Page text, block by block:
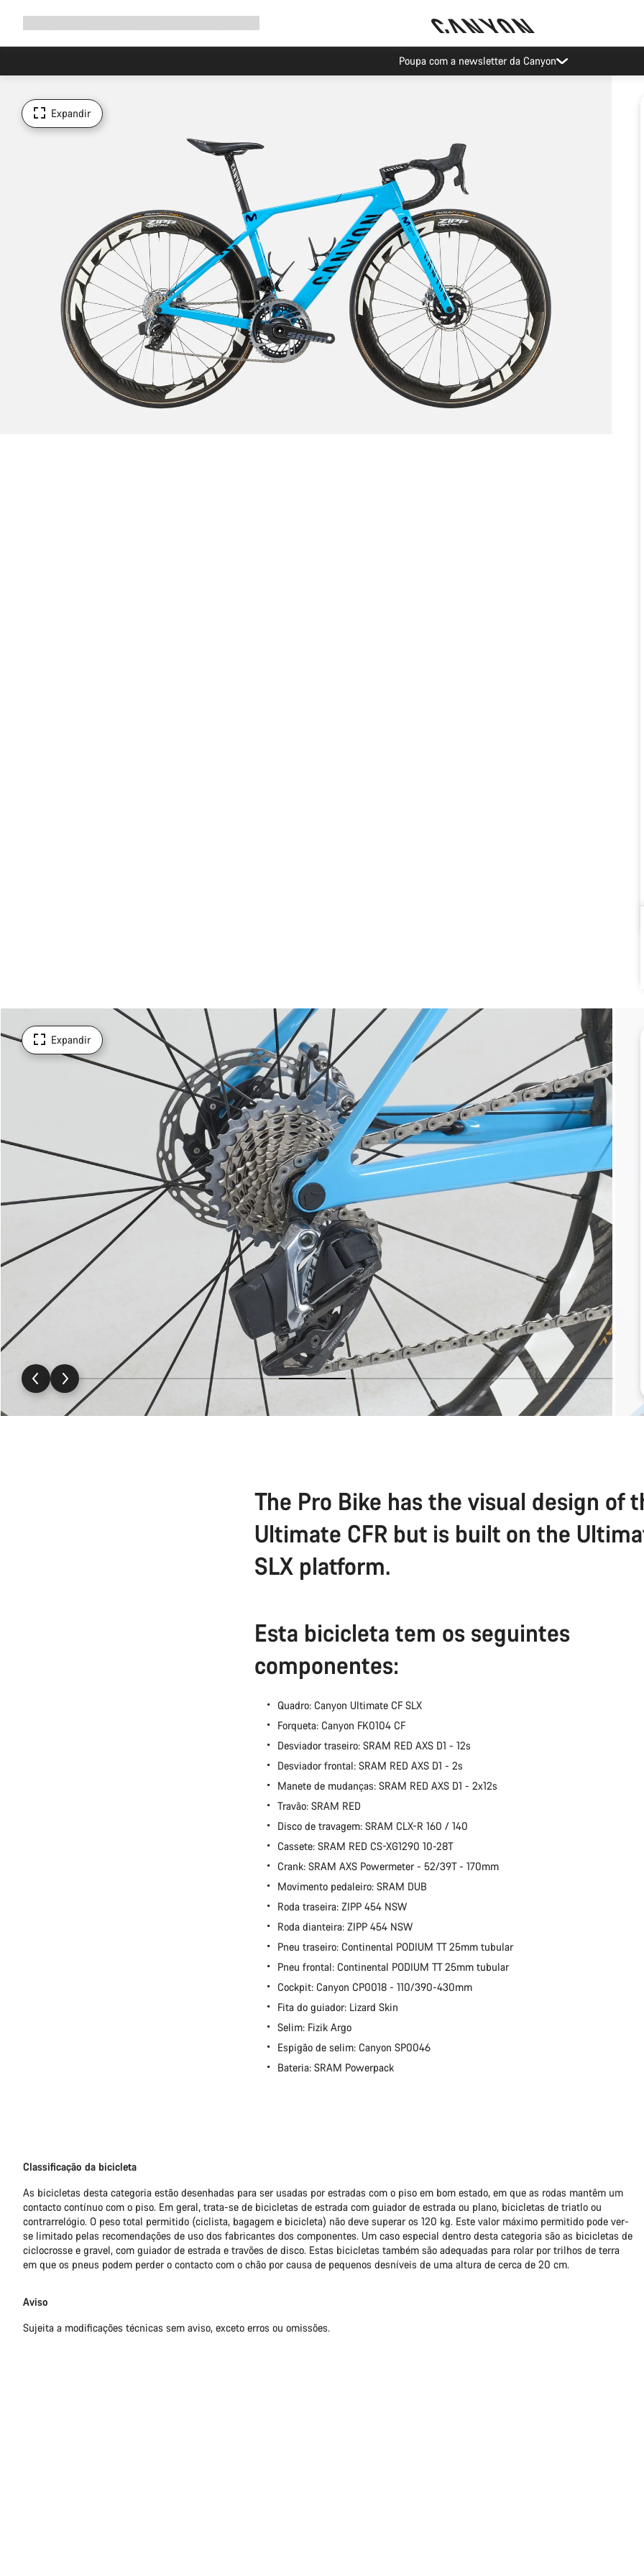
navegação
Poupa com a newsletter da Canyon
Expandir
Expandir
The Pro Bike has the visual design of
Ultimate CFR but is built on the
SLX platform.
Esta bicicleta tem os seguintes
componentes:
Quadro: Canyon Ultimate CF SLX
Forqueta: Canyon FK0104 CF
Desviador traseiro: SRAM RED AXS D1 - 12s
Desviador frontal: SRAM RED AXS D1 - 2s
Manete de mudanças: SRAM RED AXS D1 - 2x12s
Travão: SRAM RED
Disco de travagem: SRAM CLX-R 160 / 140
Cassete: SRAM RED CS-XG1290 10-28T
Crank: SRAM AXS Powermeter - 52/39T - 170mm
Movimento pedaleiro: SRAM DUB
Roda traseira: ZIPP 454 NSW
Roda dianteira: ZIPP 454 NSW
Pneu traseiro: Continental PODIUM TT 25mm tubular
Pneu frontal: Continental PODIUM TT 25mm tubular
Cockpit: Canyon CP0018 - 110/390-430mm
Fita do guiador: Lizard Skin
Selim: Fizik Argo
Espigão de selim: Canyon SP0046
Bateria: SRAM Powerpack
Classificação da bicicleta
As bicicletas desta categoria estão desenhadas para ser usadas por estradas com o piso em bom estado, em que as rodas mantêm um
contacto contínuo com o piso. Em geral, trata-se de bicicletas de estrada com guiador de estrada ou plano, bicicletas de triatlo ou
contrarrelógio. O peso total permitido (ciclista, bagagem e bicicleta) não deve superar os 120 kg. Este valor máximo permitido pode ver-
se limitado pelas recomendações de uso dos fabricantes dos componentes. Um caso especial dentro desta categoria são as bicicletas de
ciclocrosse e gravel, com guiador de estrada e travões de disco. Estas bicicletas também são adequadas para rolar por trilhos de terra
em que os pneus podem perder o contacto com o chão por causa de pequenos desníveis de uma altura de cerca de 20 cm.
Aviso
Sujeita a modificações técnicas sem aviso, exceto erros ou omissões.
Precisas de